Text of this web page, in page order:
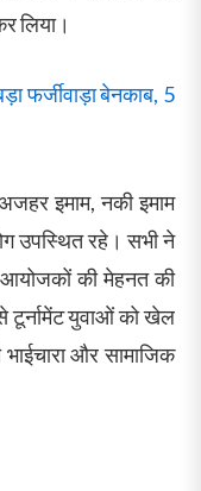
लिया।
फर्जीवाड़ा बेनकाब, 5
इमाम, नकी इमाम
उपस्थित रहे। सभी ने
की मेहनत की
टूर्नामेंट युवाओं को खेल
और सामाजिक